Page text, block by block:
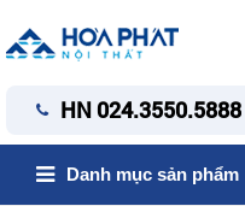
HN 024.3550.5888
Danh mục sản phẩm